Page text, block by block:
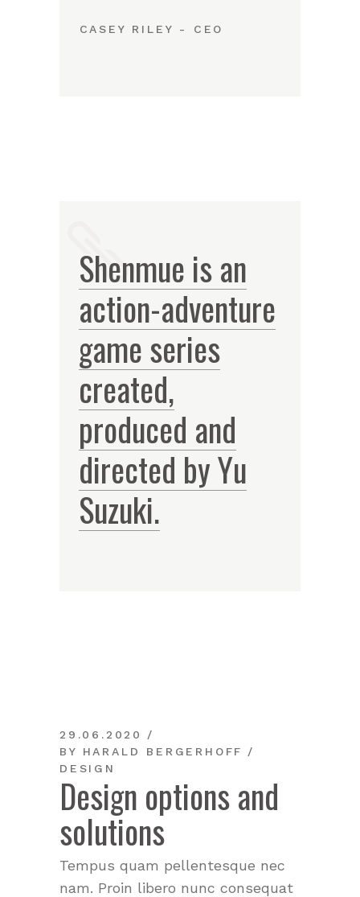
CASEY RILEY - CEO
Shenmue is an
action-adventure
game series
created,
produced and
directed by Yu
Suzuki.
29.06.2020
BY
HARALD BERGERHOFF
DESIGN
Design options and
solutions
Tempus quam pellentesque nec
nam. Proin libero nunc consequat